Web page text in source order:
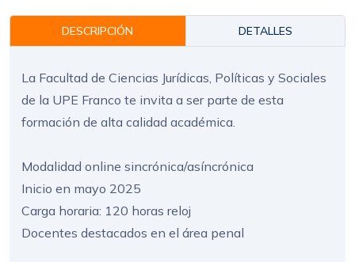
DESCRIPCIÓN DETALLES
La Facultad de Ciencias Jurídicas, Políticas y Sociales
de la UPE Franco te invita a ser parte de esta
formación de alta calidad académica.
Modalidad online sincrónica/asíncrónica
Inicio en mayo 2025
Carga horaria: 120 horas reloj
Docentes destacados en el área penal